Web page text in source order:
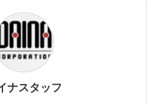
ナスタッフ